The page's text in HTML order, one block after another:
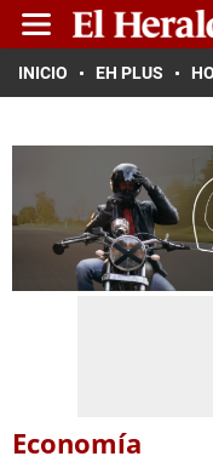
INICIO EH PLUS
Economía